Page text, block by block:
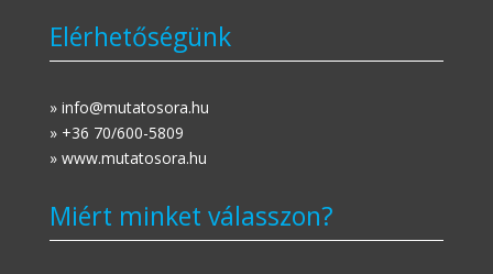
Elérhetőségünk
» info@mutatosora.hu
» +36 70/600-5809
» www.mutatosora.hu
Miért minket válasszon?